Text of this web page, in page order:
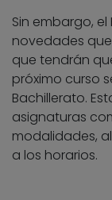
Sin embargo,
novedades
que tendrán
próximo curso
Bachillerato.
asignaturas
modalidades,
a los horarios.